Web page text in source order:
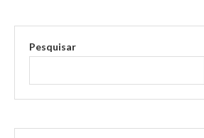
Pesquisar